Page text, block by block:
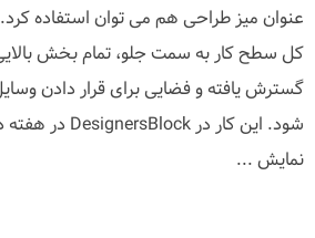
عنوان میز طراحی هم می توان استفاده
کل سطح کار به سمت جلو، تمام بخش
گسترش یافته و فضایی برای قرار دادن
نمایش ...